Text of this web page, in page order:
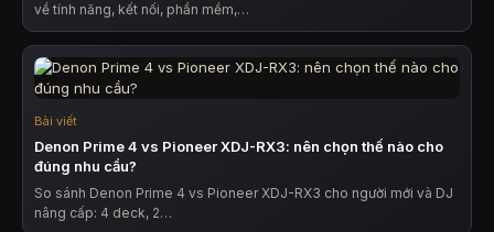
về tính năng, kết nối, phần mềm,…
Bài viết
Denon Prime 4 vs Pioneer XDJ-RX3: nên chọn thế nào cho
đúng nhu cầu?
So sánh Denon Prime 4 vs Pioneer XDJ-RX3 cho người mới và DJ
nâng cấp: 4 deck, 2…